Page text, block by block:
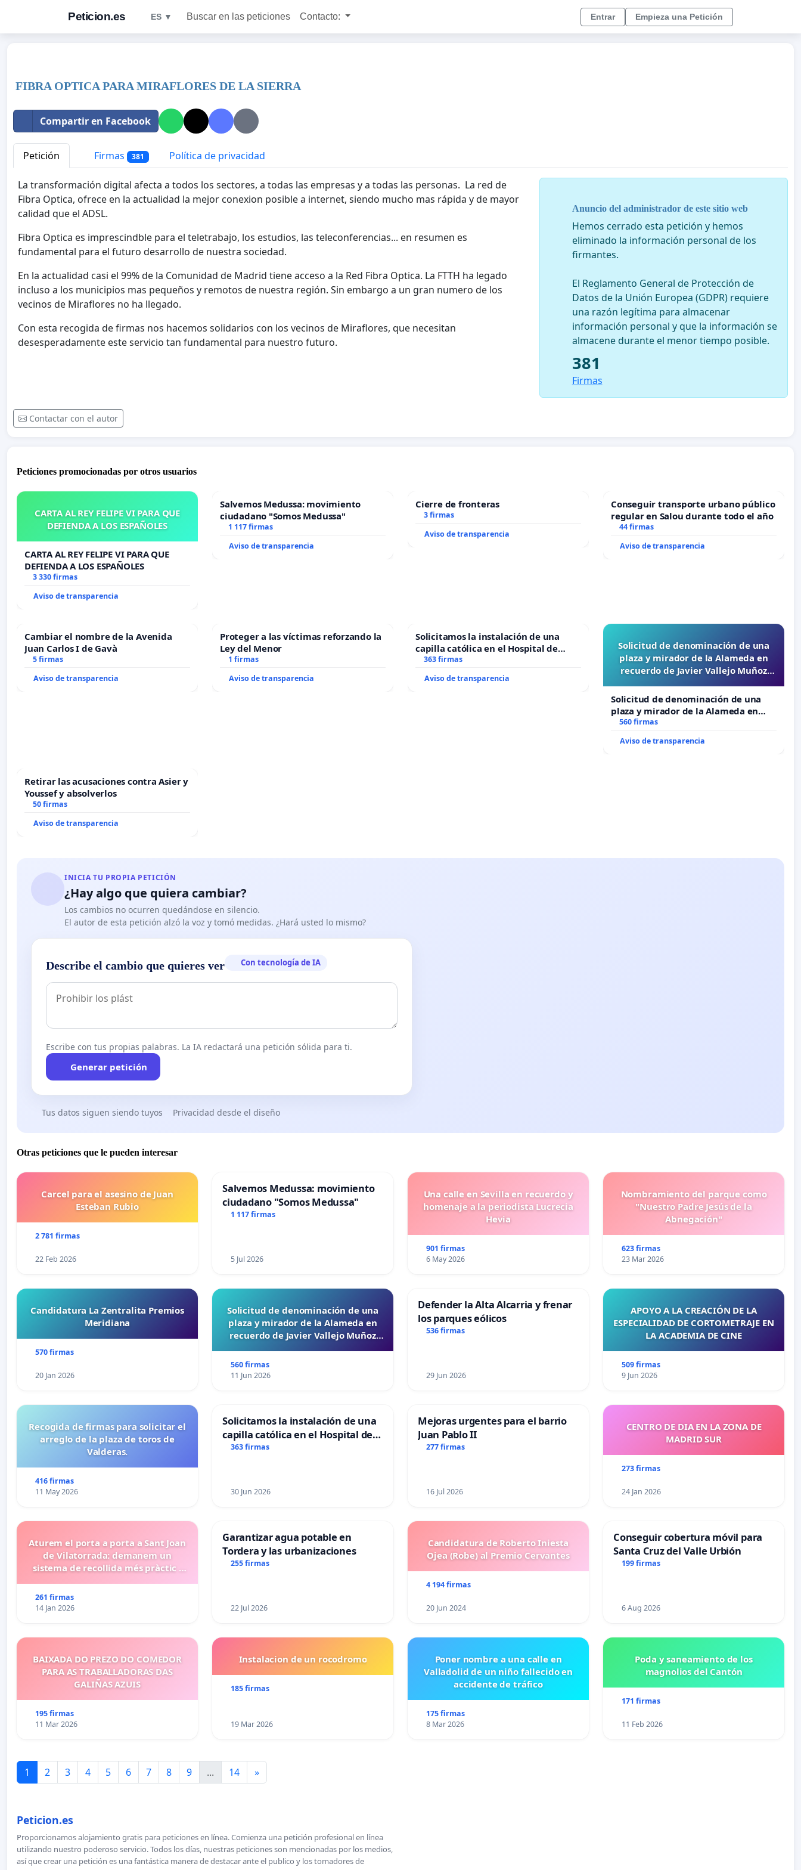
Peticion.es ES ▼ Buscar en las peticiones Contacto: Entrar Empieza una Petición
FIBRA OPTICA PARA MIRAFLORES DE LA SIERRA
Compartir en Facebook
Petición Firmas 381 Política de privacidad
La transformación digital afecta a todos los sectores, a todas las empresas y a todas las personas. La red de
Fibra Optica, ofrece en la actualidad la mejor conexion posible a internet, siendo mucho mas rápida y de mayor
calidad que el ADSL.
Fibra Optica es imprescindble para el teletrabajo, los estudios, las teleconferencias... en resumen es
fundamental para el futuro desarrollo de nuestra sociedad.
En la actualidad casi el 99% de la Comunidad de Madrid tiene acceso a la Red Fibra Optica. La FTTH ha legado
incluso a los municipios mas pequeños y remotos de nuestra región. Sin embargo a un gran numero de los
vecinos de Miraflores no ha llegado.
Con esta recogida de firmas nos hacemos solidarios con los vecinos de Miraflores, que necesitan
desesperadamente este servicio tan fundamental para nuestro futuro.
Contactar con el autor
Anuncio del administrador de este sitio web
Hemos cerrado esta petición y hemos
eliminado la información personal de los
firmantes.
El Reglamento General de Protección de
Datos de la Unión Europea (GDPR) requiere
una razón legítima para almacenar
información personal y que la información se
almacene durante el menor tiempo posible.
381
Firmas
Peticiones promocionadas por otros usuarios
CARTA AL REY FELIPE VI PARA QUE
DEFIENDA A LOS ESPAÑOLES
CARTA AL REY FELIPE VI PARA QUE
DEFIENDA A LOS ESPAÑOLES
3 330 firmas
Aviso de transparencia
Salvemos Medussa: movimiento
ciudadano "Somos Medussa"
1 117 firmas
Aviso de transparencia
Cierre de fronteras
3 firmas
Aviso de transparencia
Conseguir transporte urbano público
regular en Salou durante todo el año
44 firmas
Aviso de transparencia
Cambiar el nombre de la Avenida
Juan Carlos I de Gavà
5 firmas
Aviso de transparencia
Proteger a las víctimas reforzando la
Ley del Menor
1 firmas
Aviso de transparencia
Solicitamos la instalación de una
capilla católica en el Hospital de
Alcañiz
363 firmas
Aviso de transparencia
Solicitud de denominación de una
plaza y mirador de la Alameda en
recuerdo de Javier Vallejo Muñoz
Solicitud de denominación de una
plaza y mirador de la Alameda en
recuerdo de Javier Vallejo Muñoz
560 firmas
Aviso de transparencia
Retirar las acusaciones contra Asier y
Youssef y absolverlos
50 firmas
Aviso de transparencia
INICIA TU PROPIA PETICIÓN
¿Hay algo que quiera cambiar?
Los cambios no ocurren quedándose en silencio.
El autor de esta petición alzó la voz y tomó medidas. ¿Hará usted lo mismo?
Describe el cambio que quieres ver Con tecnología de IA
Escribe con tus propias palabras. La IA redactará una petición sólida para ti.
Generar petición
Tus datos siguen siendo tuyos Privacidad desde el diseño
Otras peticiones que le pueden interesar
Carcel para el asesino de Juan
Esteban Rubio
2 781 firmas
22 Feb 2026
Salvemos Medussa: movimiento
ciudadano "Somos Medussa"
1 117 firmas
5 Jul 2026
Una calle en Sevilla en recuerdo y
homenaje a la periodista Lucrecia
Hevia
901 firmas
6 May 2026
Nombramiento del parque como
"Nuestro Padre Jesús de la
Abnegación"
623 firmas
23 Mar 2026
Candidatura La Zentralita Premios
Meridiana
570 firmas
20 Jan 2026
Solicitud de denominación de una
plaza y mirador de la Alameda en
recuerdo de Javier Vallejo Muñoz
560 firmas
11 Jun 2026
Defender la Alta Alcarria y frenar
los parques eólicos
536 firmas
29 Jun 2026
APOYO A LA CREACIÓN DE LA
ESPECIALIDAD DE CORTOMETRAJE EN
LA ACADEMIA DE CINE
509 firmas
9 Jun 2026
Recogida de firmas para solicitar el
arreglo de la plaza de toros de
Valderas.
416 firmas
11 May 2026
Solicitamos la instalación de una
capilla católica en el Hospital de
Alcañiz
363 firmas
30 Jun 2026
Mejoras urgentes para el barrio
Juan Pablo II
277 firmas
16 Jul 2026
CENTRO DE DIA EN LA ZONA DE
MADRID SUR
273 firmas
24 Jan 2026
Aturem el porta a porta a Sant Joan
de Vilatorrada: demanem un
sistema de recollida més pràctic i
261 firmas
14 Jan 2026
Garantizar agua potable en
Tordera y las urbanizaciones
255 firmas
22 Jul 2026
Candidatura de Roberto Iniesta
Ojea (Robe) al Premio Cervantes
4 194 firmas
20 Jun 2024
Conseguir cobertura móvil para
Santa Cruz del Valle Urbión
199 firmas
6 Aug 2026
BAIXADA DO PREZO DO COMEDOR
PARA AS TRABALLADORAS DAS
GALIÑAS AZUIS
195 firmas
11 Mar 2026
Instalacion de un rocodromo
185 firmas
19 Mar 2026
Poner nombre a una calle en
Valladolid de un niño fallecido en
accidente de tráfico
175 firmas
8 Mar 2026
Poda y saneamiento de los
magnolios del Cantón
171 firmas
11 Feb 2026
1 2 3 4 5 6 7 8 9 ... 14 »
Peticion.es
Proporcionamos alojamiento gratis para peticiones en línea. Comienza una petición profesional en línea
utilizando nuestro poderoso servicio. Todos los días, nuestras peticiones son mencionadas por los medios,
así que crear una petición es una fantástica manera de destacar ante el publico y los tomadores de